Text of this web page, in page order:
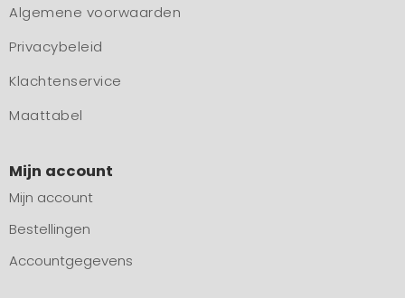
Algemene voorwaarden
Privacybeleid
Klachtenservice
Maattabel
Mijn account
Mijn account
Bestellingen
Accountgegevens